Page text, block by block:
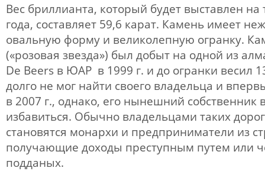
Вес бриллианта, который будет выставлен на
года, составляет 59,6 карат. Камень имеет
овальную форму и великолепную огранку.
(«розовая звезда») был добыт на одной из
De Beers в ЮАР в 1999 г. и до огранки весил
долго не мог найти своего владельца и
в 2007 г., однако, его нынешний собственник
избавиться. Обычно владельцами таких
становятся монархи и предприниматели из
получающие доходы преступным путем или
подданых.